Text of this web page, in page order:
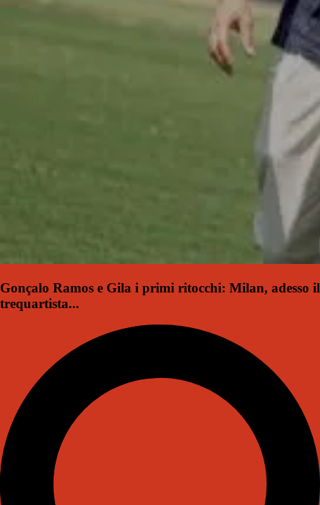
Gonçalo Ramos e Gila i primi ritocchi: Milan, adesso il
trequartista...